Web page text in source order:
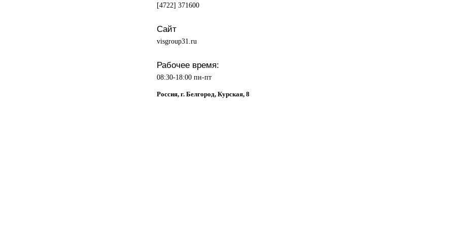
[4722] 371600
Сайт
visgroup31.ru
Рабочее время:
08:30-18:00 пн-пт
Россия, г. Белгород, Курская, 8